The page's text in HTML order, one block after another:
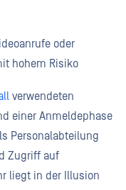
oder
hohem Risiko
verwendeten
einer Anmeldephase
Personalabteilung
Zugriff auf
liegt in der Illusion